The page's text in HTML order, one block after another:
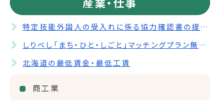
特定技能外国人の受入れに係る協力確認書の提出について
しりべし「まち・ひと・しごと」マッチングプラン無料職業紹介所について
北海道の最低賃金・最低工賃
商工業